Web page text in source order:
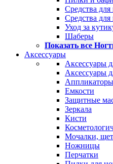
Средства
Средства
Уход за
Шаберы
Показать все
Аксессуары
Аксессуары
Аксессуары
Аппликаторы
Емкости
Защитные
Зеркала
Кисти
Мочалки,
Ножницы
Перчатки